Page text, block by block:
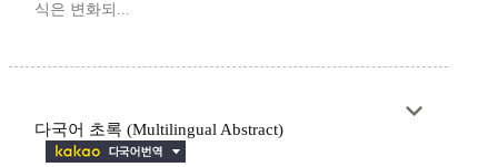
식은 변화되...
다국어 초록 (Multilingual Abstract)